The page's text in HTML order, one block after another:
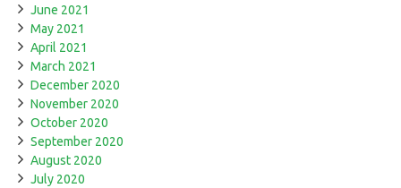
June 2021
May 2021
April 2021
March 2021
December 2020
November 2020
October 2020
September 2020
August 2020
July 2020